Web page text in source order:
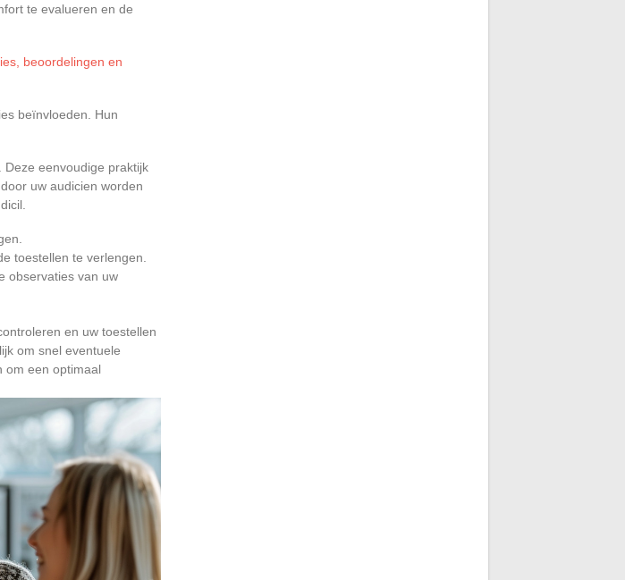
te evalueren en de
beoordelingen en
beïnvloeden. Hun
eenvoudige praktijk
uw audicien worden
toestellen te verlengen.
observaties van uw
en uw toestellen
om snel eventuele
om een optimaal